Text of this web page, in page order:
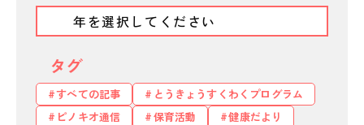
タグ
すべての記事
とうきょうすくわくプログラム
ピノキオ通信
保育活動
健康だより